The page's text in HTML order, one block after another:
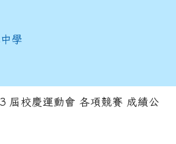
53屆校慶運動會
屆校慶運動會 各項競賽 成績公